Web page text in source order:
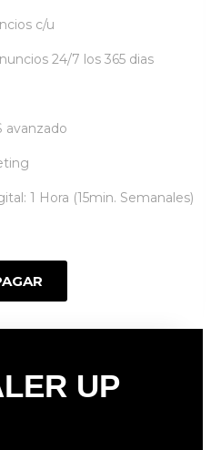
c/u
24/7 los 365 dias
avanzado
1 Hora (15min. Semanales)​​
UP